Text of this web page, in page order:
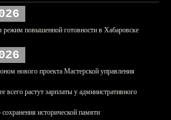
повышенной готовности в Хабаровске
нового проекта Мастерской управления
всего растут зарплаты у административного
исторической памяти